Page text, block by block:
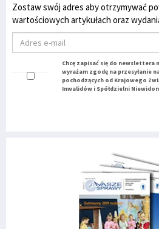
Zostaw swój adres aby otrzymywać
wartościowych artykułach oraz
Chcę zapisać się do newslettera
wyrażam zgodę na przesyłanie
pochodzących od Krajowego
Inwalidów i Spółdzielni